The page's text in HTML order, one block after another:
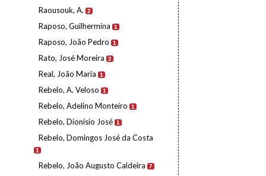
Raousouk, A. 2
Raposo, Guilhermina 1
Raposo, João Pedro 1
Rato, José Moreira 2
Real, João Maria 1
Rebelo, A. Veloso 1
Rebelo, Adelino Monteiro 1
Rebelo, Dionísio José 1
Rebelo, Domingos José da Costa
1
Rebelo, João Augusto Caldeira 7